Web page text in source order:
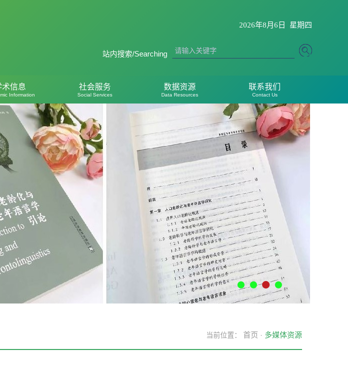
2026年8月6日 星期四
站内搜索/Searching
术信息
Information
社会服务
Social Services
数据资源
Data Resources
联系我们
Contact Us
当前位置： 首页 · 多媒体资源